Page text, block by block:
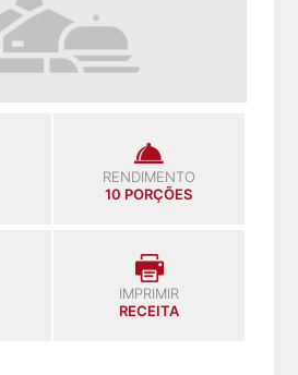
RENDIMENTO
10 PORÇÕES
IMPRIMIR
RECEITA